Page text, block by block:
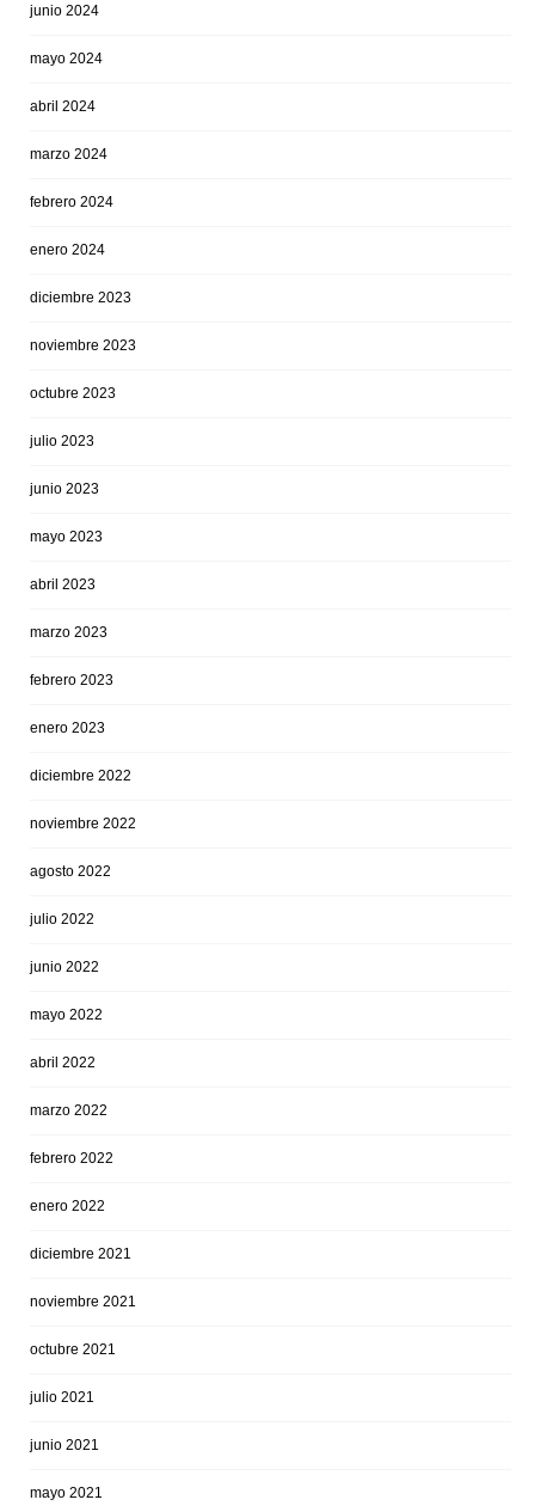
junio 2024
mayo 2024
abril 2024
marzo 2024
febrero 2024
enero 2024
diciembre 2023
noviembre 2023
octubre 2023
julio 2023
junio 2023
mayo 2023
abril 2023
marzo 2023
febrero 2023
enero 2023
diciembre 2022
noviembre 2022
agosto 2022
julio 2022
junio 2022
mayo 2022
abril 2022
marzo 2022
febrero 2022
enero 2022
diciembre 2021
noviembre 2021
octubre 2021
julio 2021
junio 2021
mayo 2021